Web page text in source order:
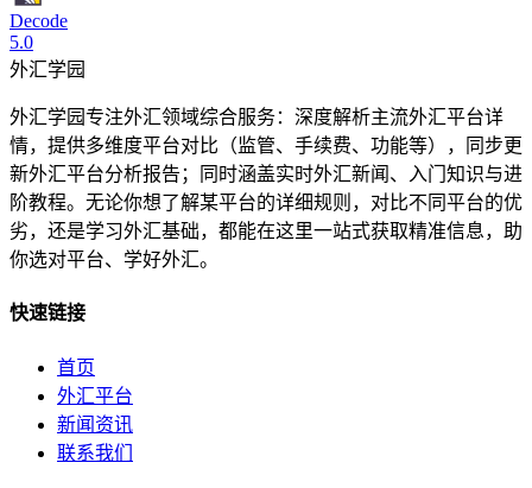
Decode
5.0
外汇学园
外汇学园专注外汇领域综合服务：深度解析主流外汇平台详
情，提供多维度平台对比（监管、手续费、功能等），同步更
新外汇平台分析报告；同时涵盖实时外汇新闻、入门知识与进
阶教程。无论你想了解某平台的详细规则，对比不同平台的优
劣，还是学习外汇基础，都能在这里一站式获取精准信息，助
你选对平台、学好外汇。
快速链接
首页
外汇平台
新闻资讯
联系我们